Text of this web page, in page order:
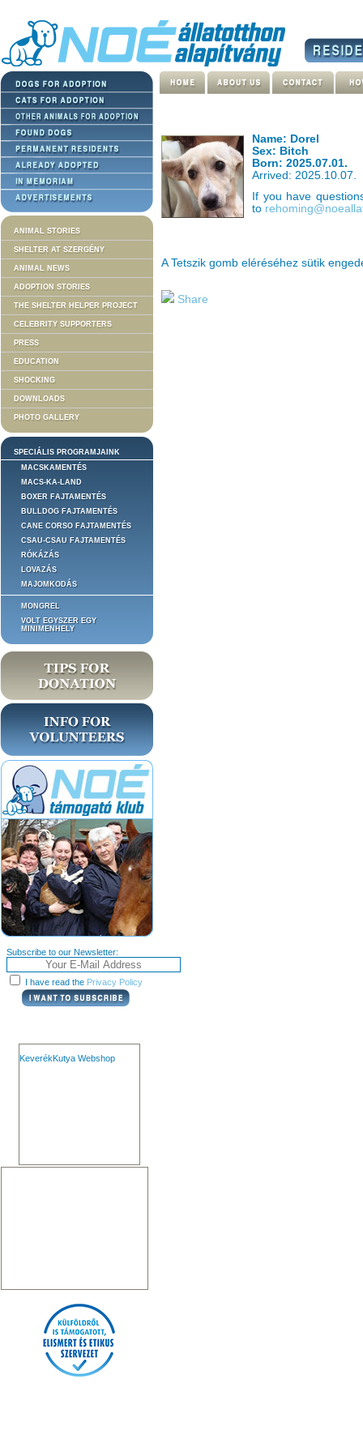
ANIMAL STORIES
SHELTER AT SZERGÉNY
ANIMAL NEWS
ADOPTION STORIES
THE SHELTER HELPER PROJECT
CELEBRITY SUPPORTERS
PRESS
EDUCATION
SHOCKING
DOWNLOADS
PHOTO GALLERY
SPECIÁLIS PROGRAMJAINK
MACSKAMENTÉS
MACS-KA-LAND
BOXER FAJTAMENTÉS
BULLDOG FAJTAMENTÉS
CANE CORSO FAJTAMENTÉS
CSAU-CSAU FAJTAMENTÉS
RÓKÁZÁS
LOVAZÁS
MAJOMKODÁS
MONGREL
VOLT EGYSZER EGY
MINIMENHELY
Subscribe to our Newsletter:
I have read the Privacy Policy
KeverékKutya Webshop
Name: Dorel
Sex: Bitch
Born: 2025.07.01.
Arrived: 2025.10.07.
If you have
to
A Tetszik gomb eléréséhez sütik
Share